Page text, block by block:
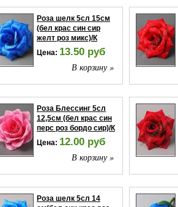
В корзину »
Роза шелк 5сл 15см
(бел крас син сир
желт роз микс)/К
Цена: 13.50 руб
В корзину »
Роза Блессинг 5сл
12,5см (бел крас син
перс роз бордо сир)/К
Цена: 12.00 руб
В корзину »
Роза шелк 5сл 14